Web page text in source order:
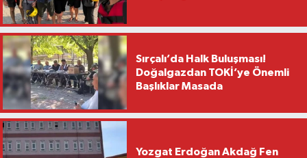
Sırçalı’da Halk Buluşması!
Doğalgazdan TOKİ’ye Önemli
Başlıklar Masada
Yozgat Erdoğan Akdağ Fen